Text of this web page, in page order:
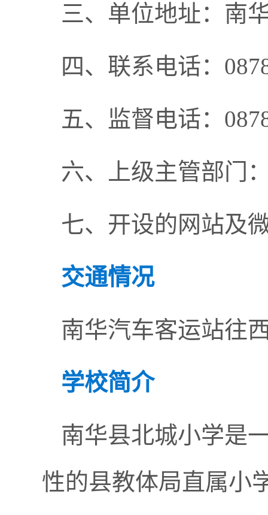
三、单位地址：南
四、联系电话：
五、监督电话：
六、上级主管部门
七、开设的网站及
交通情况
南华汽车客运站往
学校简介
南华县北城小学是
性的县教体局直属小